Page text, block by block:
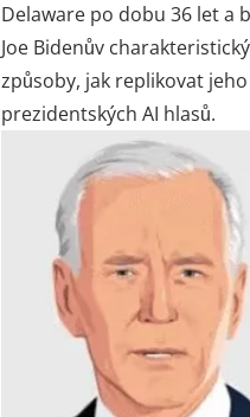
Delaware po dobu 36 let a
Joe Bidenův
způsoby, jak replikovat
prezidentských AI hlasů.